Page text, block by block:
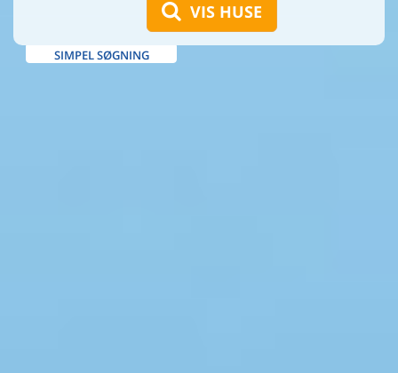
VIS HUSE
SIMPEL SØGNING